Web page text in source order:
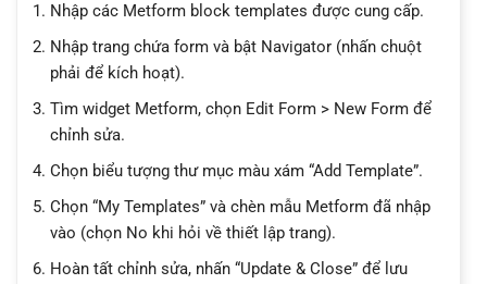
Nhập các Metform block templates được cung cấp.
Nhập trang chứa form và bật Navigator (nhấn chuột
phải để kích hoạt).
Tìm widget Metform, chọn Edit Form > New Form để
chỉnh sửa.
Chọn biểu tượng thư mục màu xám “Add Template”.
Chọn “My Templates” và chèn mẫu Metform đã nhập
vào (chọn No khi hỏi về thiết lập trang).
Hoàn tất chỉnh sửa, nhấn “Update & Close” để lưu